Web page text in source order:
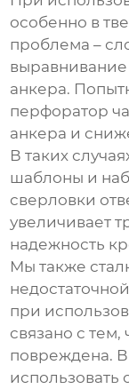
особенно в
проблема –
анкера.
перфоратор
анкера и
В таких
шаблоны и
сверловки
увеличивает
надежность
Мы также
при
связано с
повреждена.